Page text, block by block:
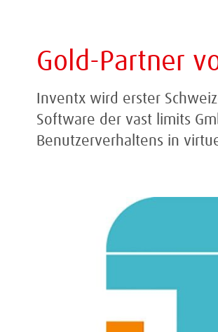
Gold-Partner
Inventx wird erster
Software der vast limits
Benutzerverhaltens in